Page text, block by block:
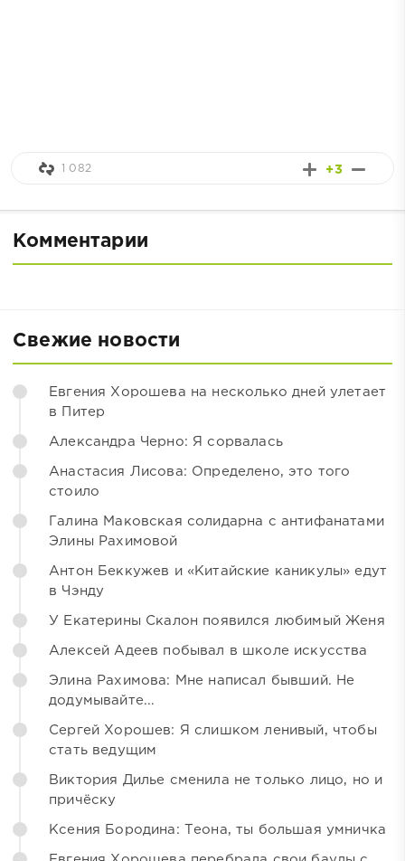
+3
1 082
Комментарии
Свежие новости
Евгения Хорошева на несколько дней улетает
в Питер
Александра Черно: Я сорвалась
Анастасия Лисова: Определено, это того
стоило
Галина Маковская солидарна с антифанатами
Элины Рахимовой
Антон Беккужев и «Китайские каникулы» едут
в Чэнду
У Екатерины Скалон появился любимый Женя
Алексей Адеев побывал в школе искусства
Элина Рахимова: Мне написал бывший. Не
додумывайте...
Сергей Хорошев: Я слишком ленивый, чтобы
стать ведущим
Виктория Дилье сменила не только лицо, но и
причёску
Ксения Бородина: Теона, ты большая умничка